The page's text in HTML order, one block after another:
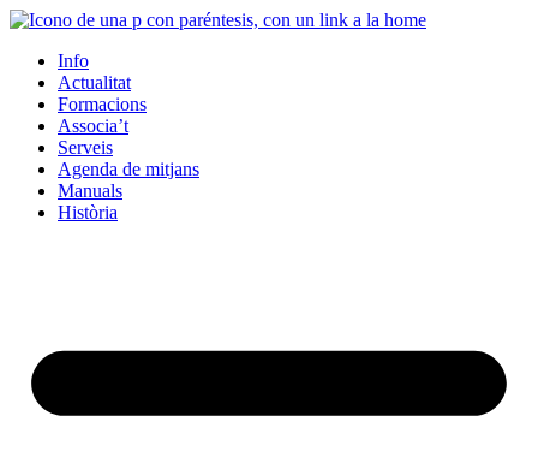
Info
Actualitat
Formacions
Associa’t
Serveis
Agenda de mitjans
Manuals
Història